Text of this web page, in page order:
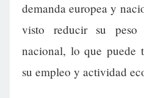
demanda europea y
visto reducir su
nacional, lo que puede
su empleo y actividad